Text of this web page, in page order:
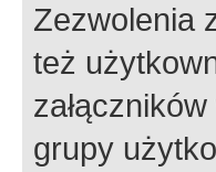
Zezwolenia
też
grupy